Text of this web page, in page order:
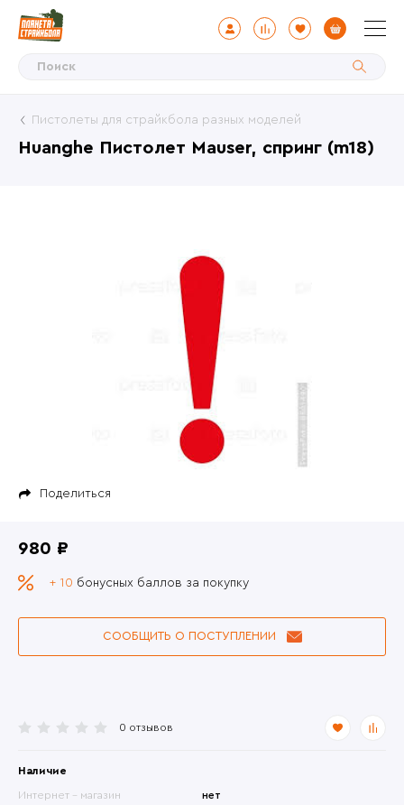
Huanghe Пистолет Mauser, спринг (m18)
Пистолеты для страйкбола разных моделей
Поделиться
0 отзывов
Наличие
Интернет - магазин нет
980 ₽
+ 10 бонусных баллов за покупку
СООБЩИТЬ О ПОСТУПЛЕНИИ